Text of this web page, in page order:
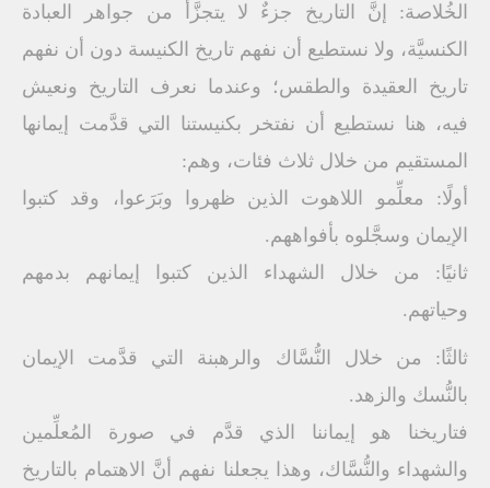
الخُلاصة: إنَّ التاريخ جزءٌ لا يتجزَّأ من جواهر العبادة
الكنسيَّة، ولا نستطيع أن نفهم تاريخ الكنيسة دون أن نفهم
تاريخ العقيدة والطقس؛ وعندما نعرف التاريخ ونعيش
فيه، هنا نستطيع أن نفتخر بكنيستنا التي قدَّمت إيمانها
المستقيم من خلال ثلاث فئات، وهم:
أولًا: معلِّمو اللاهوت الذين ظهروا وبَرَعوا، وقد كتبوا
الإيمان وسجَّلوه بأفواههم.
ثانيًا: من خلال الشهداء الذين كتبوا إيمانهم بدمهم
وحياتهم.
ثالثًا: من خلال النُّسَّاك والرهبنة التي قدَّمت الإيمان
بالنُّسك والزهد.
فتاريخنا هو إيماننا الذي قدَّم في صورة المُعلِّمين
والشهداء والنُّسَّاك، وهذا يجعلنا نفهم أنَّ الاهتمام بالتاريخ